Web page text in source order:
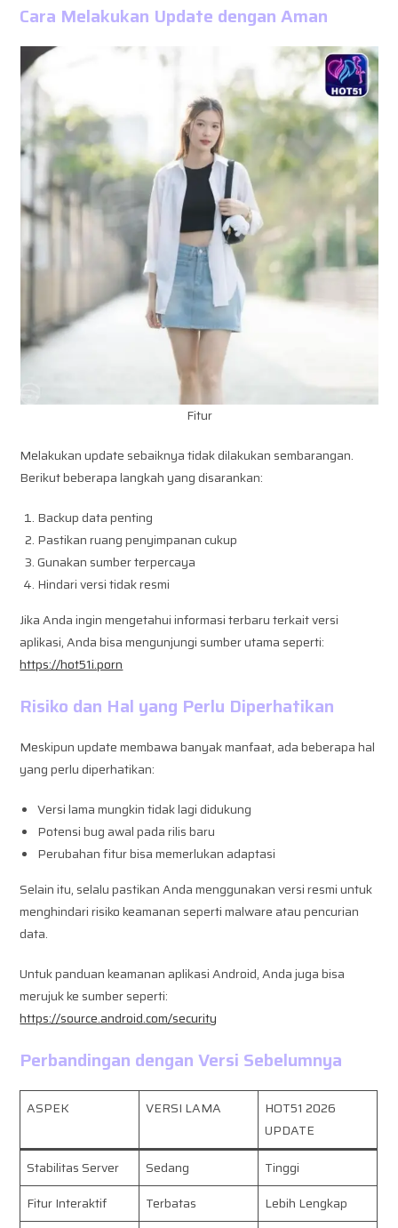
Cara Melakukan Update dengan Aman
Fitur
Melakukan update sebaiknya tidak dilakukan sembarangan.
Berikut beberapa langkah yang disarankan:
Backup data penting
Pastikan ruang penyimpanan cukup
Gunakan sumber terpercaya
Hindari versi tidak resmi
Jika Anda ingin mengetahui informasi terbaru terkait versi
aplikasi, Anda bisa mengunjungi sumber utama seperti:
https://hot51i.porn
Risiko dan Hal yang Perlu Diperhatikan
Meskipun update membawa banyak manfaat, ada beberapa hal
yang perlu diperhatikan:
Versi lama mungkin tidak lagi didukung
Potensi bug awal pada rilis baru
Perubahan fitur bisa memerlukan adaptasi
Selain itu, selalu pastikan Anda menggunakan versi resmi untuk
menghindari risiko keamanan seperti malware atau pencurian
data.
Untuk panduan keamanan aplikasi Android, Anda juga bisa
merujuk ke sumber seperti:
https://source.android.com/security
Perbandingan dengan Versi Sebelumnya
ASPEK VERSI LAMA
HOT51 2026
UPDATE
Stabilitas Server
Sedang
Tinggi
Fitur Interaktif
Terbatas Lebih Lengkap